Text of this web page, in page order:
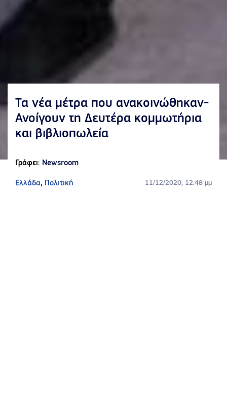
Τα νέα μέτρα που ανακοινώθηκαν-
Ανοίγουν τη Δευτέρα κομμωτήρια
και βιβλιοπωλεία
Γράφει: Newsroom
Ελλάδα, Πολιτική 11/12/2020, 12:48 μμ